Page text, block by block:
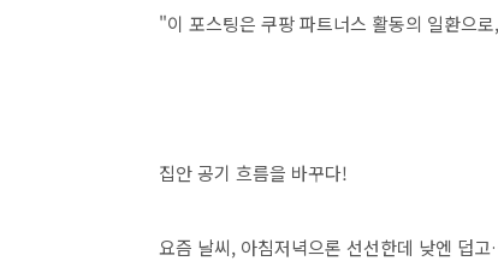
"이 포스팅은 쿠팡 파트너스 활동의 일환으
집안 공기 흐름을 바꾸다!
요즘 날씨, 아침저녁으론 선선한데 낮엔 덥